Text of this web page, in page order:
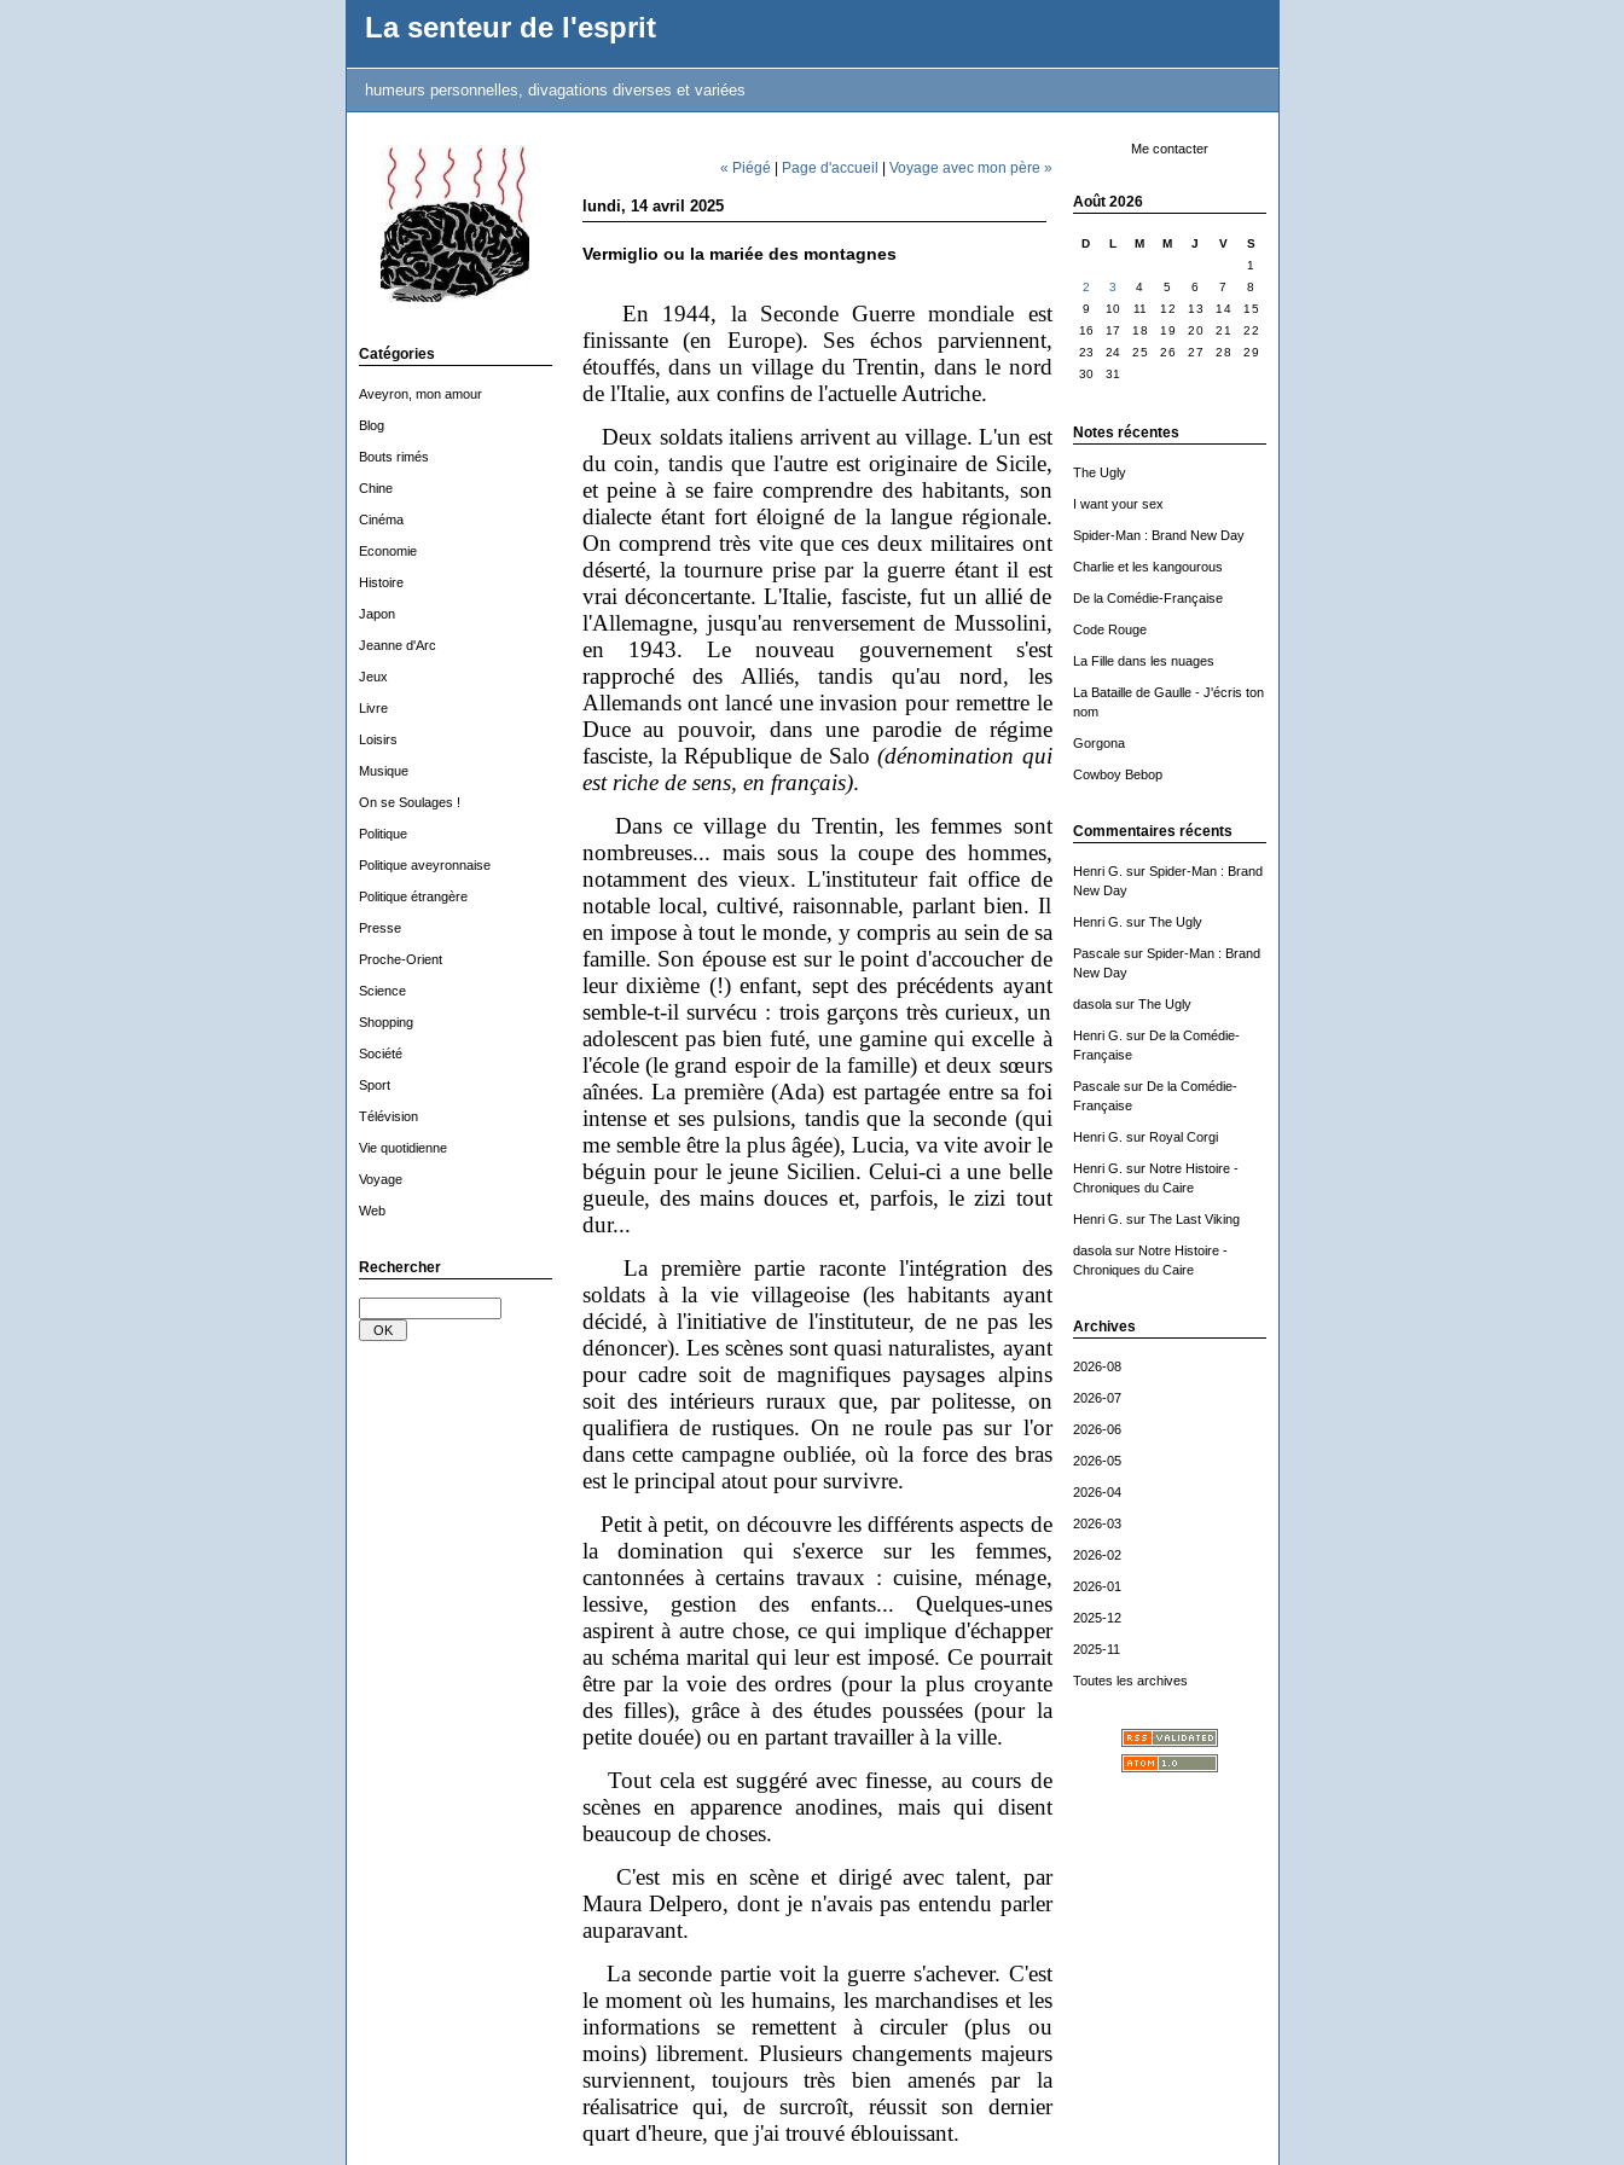
La senteur de l'esprit
humeurs personnelles, divagations diverses et variées
Catégories
Aveyron, mon amour
Blog
Bouts rimés
Chine
Cinéma
Economie
Histoire
Japon
Jeanne d'Arc
Jeux
Livre
Loisirs
Musique
On se Soulages !
Politique
Politique aveyronnaise
Politique étrangère
Presse
Proche-Orient
Science
Shopping
Société
Sport
Télévision
Vie quotidienne
Voyage
Web
Rechercher
Me contacter
Août 2026
D L M M J V
S
1
2
3 4 5 6 7
8
9
10 11 12 13 14
15
16
17 18 19 20 21
22
23
24 25 26 27 28
29
30
31
Notes récentes
The Ugly
I want your sex
Spider-Man : Brand New Day
Charlie et les kangourous
De la Comédie-Française
Code Rouge
La Fille dans les nuages
La Bataille de Gaulle - J'écris ton
nom
Gorgona
Cowboy Bebop
Commentaires récents
Henri G. sur Spider-Man : Brand
New Day
Henri G. sur The Ugly
Pascalesur Spider-Man : Brand
New Day
dasolasur The Ugly
Henri G. sur De la Comédie-
Française
Pascalesur De la Comédie-
Française
Henri G. sur Royal Corgi
Henri G. sur Notre Histoire -
Chroniques du Caire
Henri G. sur The Last Viking
dasolasur Notre Histoire -
Chroniques du Caire
Archives
2026-08
2026-07
2026-06
2026-05
2026-04
2026-03
2026-02
2026-01
2025-12
2025-11
Toutes les archives
« Piégé | Page d'accueil | Voyage avec mon père »
lundi, 14 avril 2025
Vermiglio ou la mariée des montagnes
En 1944, la Seconde Guerre mondiale est
finissante (en Europe). Ses échos parviennent,
étouffés, dans un village du Trentin, dans le nord
de l'Italie, aux confins de l'actuelle Autriche.
Deux soldats italiens arrivent au village. L'un est
du coin, tandis que l'autre est originaire de Sicile,
et peine à se faire comprendre des habitants, son
dialecte étant fort éloigné de la langue régionale.
On comprend très vite que ces deux militaires ont
déserté, la tournure prise par la guerre étant il est
vrai déconcertante. L'Italie, fasciste, fut un allié de
l'Allemagne, jusqu'au renversement de Mussolini,
en 1943. Le nouveau gouvernement s'est
rapproché des Alliés, tandis qu'au nord, les
Allemands ont lancé une invasion pour remettre le
Duce au pouvoir, dans une parodie de régime
fasciste, la République de Salo(dénomination qui
est riche de sens, en français).
Dans ce village du Trentin, les femmes sont
nombreuses... mais sous la coupe des hommes,
notamment des vieux. L'instituteur fait office de
notable local, cultivé, raisonnable, parlant bien. Il
en impose à tout le monde, y compris au sein de sa
famille. Son épouse est sur le point d'accoucher de
leur dixième (!) enfant, sept des précédents ayant
semble-t-il survécu : trois garçons très curieux, un
adolescent pas bien futé, une gamine qui excelle à
l'école (le grand espoir de la famille) et deux sœurs
aînées. La première (Ada) est partagée entre sa foi
intense et ses pulsions, tandis que la seconde (qui
me semble être la plus âgée), Lucia, va vite avoir le
béguin pour le jeune Sicilien. Celui-ci a une belle
gueule, des mains douces et, parfois, le zizi tout
dur...
La première partie raconte l'intégration des
soldats à la vie villageoise (les habitants ayant
décidé, à l'initiative de l'instituteur, de ne pas les
dénoncer). Les scènes sont quasi naturalistes, ayant
pour cadre soit de magnifiques paysages alpins
soit des intérieurs ruraux que, par politesse, on
qualifiera de rustiques. On ne roule pas sur l'or
dans cette campagne oubliée, où la force des bras
est le principal atout pour survivre.
Petit à petit, on découvre les différents aspects de
la domination qui s'exerce sur les femmes,
cantonnées à certains travaux : cuisine, ménage,
lessive, gestion des enfants... Quelques-unes
aspirent à autre chose, ce qui implique d'échapper
au schéma marital qui leur est imposé. Ce pourrait
être par la voie des ordres (pour la plus croyante
des filles), grâce à des études poussées (pour la
petite douée) ou en partant travailler à la ville.
Tout cela est suggéré avec finesse, au cours de
scènes en apparence anodines, mais qui disent
beaucoup de choses.
C'est mis en scène et dirigé avec talent, par
Maura Delpero, dont je n'avais pas entendu parler
auparavant.
La seconde partie voit la guerre s'achever. C'est
le moment où les humains, les marchandises et les
informations se remettent à circuler (plus ou
moins) librement. Plusieurs changements majeurs
surviennent, toujours très bien amenés par la
réalisatrice qui, de surcroît, réussit son dernier
quart d'heure, que j'ai trouvé éblouissant.